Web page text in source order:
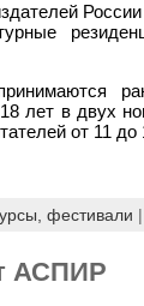
лет в двух
от 11 до
фестивали |
АСПИР